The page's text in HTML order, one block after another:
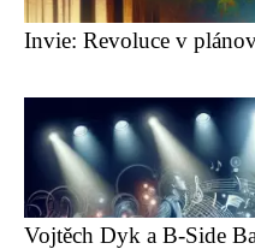
Invie: Revoluce v
Vojtěch Dyk a B-Side